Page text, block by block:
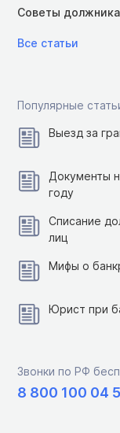
Советы
Все статьи
Популярные
Выезд за
Документы
году
Списание
лиц
Мифы о
Юрист при
Звонки по РФ
8 800 100 04